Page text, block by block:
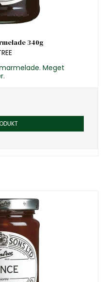
340g
Meget